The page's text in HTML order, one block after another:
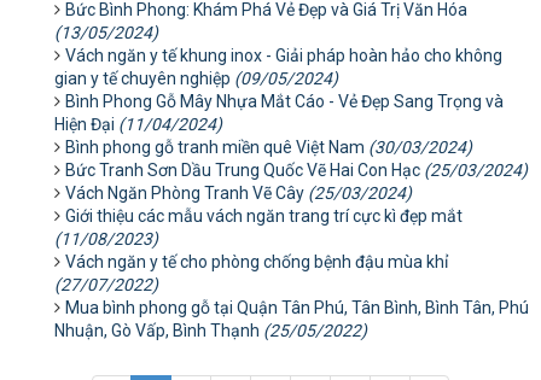
Bức Bình Phong: Khám Phá Vẻ Đẹp và Giá Trị Văn Hóa
(13/05/2024)
Vách ngăn y tế khung inox - Giải pháp hoàn hảo cho không
gian y tế chuyên nghiệp (09/05/2024)
Bình Phong Gỗ Mây Nhựa Mắt Cáo - Vẻ Đẹp Sang Trọng và
Hiện Đại (11/04/2024)
Bình phong gỗ tranh miền quê Việt Nam (30/03/2024)
Bức Tranh Sơn Dầu Trung Quốc Vẽ Hai Con Hạc (25/03/2024)
Vách Ngăn Phòng Tranh Vẽ Cây (25/03/2024)
Giới thiệu các mẫu vách ngăn trang trí cực kì đẹp mắt
(11/08/2023)
Vách ngăn y tế cho phòng chống bệnh đậu mùa khỉ
(27/07/2022)
Mua bình phong gỗ tại Quận Tân Phú, Tân Bình, Bình Tân, Phú
Nhuận, Gò Vấp, Bình Thạnh (25/05/2022)